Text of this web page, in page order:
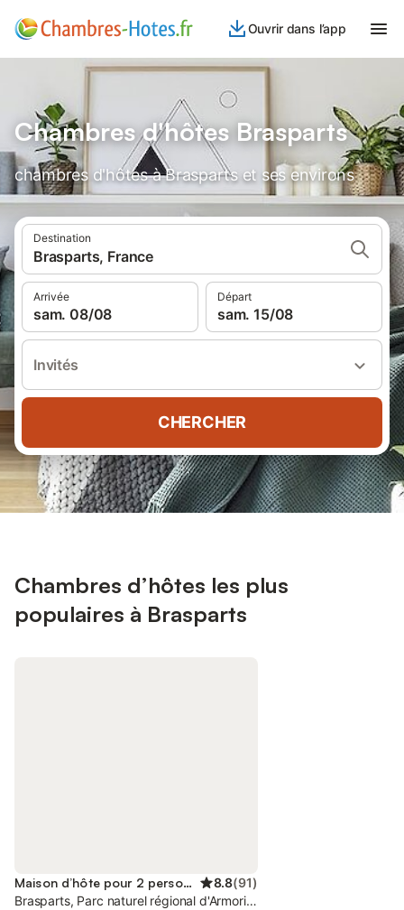
Ouvrir dans l’app
Chambres d'hôtes Brasparts
chambres d'hôtes à Brasparts et ses environs
Destination
Brasparts, France
Arrivée
sam. 08/08
Départ
sam. 15/08
Invités
CHERCHER
Chambres d’hôtes les plus
populaires à Brasparts
Maison d’hôte pour 2 personnes 8.8(91)
Brasparts, Parc naturel régional d'Armorique